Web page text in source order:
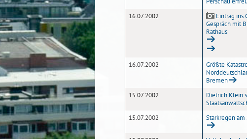
16.07.2002
Eintrag ins
Gespräch mit
Rathaus
16.07.2002
Größte
Bremen
15.07.2002
Dietrich Klein
15.07.2002
Starkregen